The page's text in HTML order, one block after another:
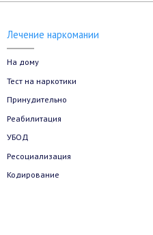
Лечение наркомании
На дому
Тест на наркотики
Принудительно
Реабилитация
УБОД
Ресоциализация
Кодирование